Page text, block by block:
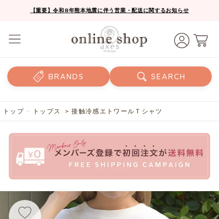
【重要】令和8年熊本地震に伴う営業・配送に関するお知らせ
BRANDS SEARCH
トップ > トップス > 接触冷感エトワールＴシャツ